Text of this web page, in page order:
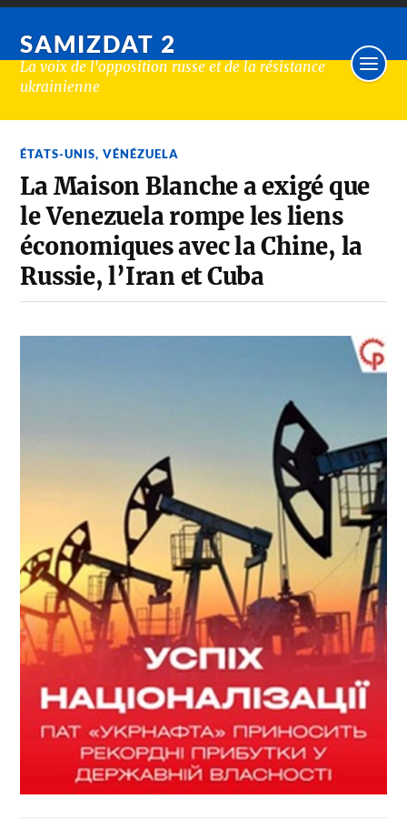
SAMIZDAT 2
La voix de l'opposition russe et de la résistance
ukrainienne
ÉTATS-UNIS,VÉNÉZUELA
La Maison Blanche a exigé que
le Venezuela rompe les liens
économiques avec la Chine, la
Russie, l’Iran et Cuba